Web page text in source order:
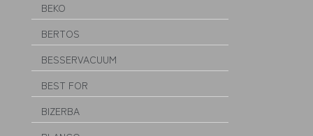
BEKO
BERTOS
BESSERVACUUM
BEST FOR
BIZERBA